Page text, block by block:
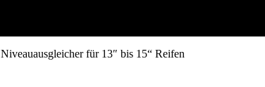
Niveauausgleicher für 13″ bis 15“ Reifen